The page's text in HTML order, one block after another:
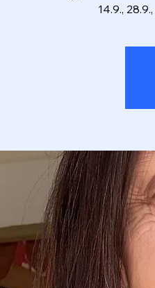
14.9., 28.9.,